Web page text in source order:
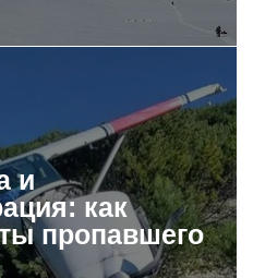
и
как
пропавшего